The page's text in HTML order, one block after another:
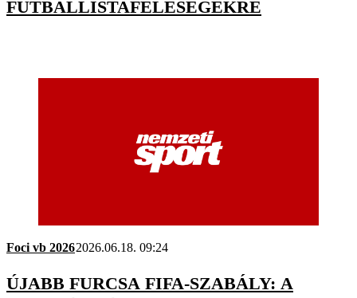
FUTBALLISTAFELESÉGEKRE
Foci vb 20262026.06.18. 09:24
ÚJABB FURCSA FIFA-SZABÁLY: A